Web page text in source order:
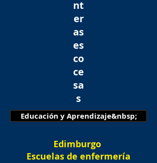
nt
er
as
es
co
ce
sa
s
Educación y Aprendizaje&nbsp;
Edimburgo
Escuelas de enfermería